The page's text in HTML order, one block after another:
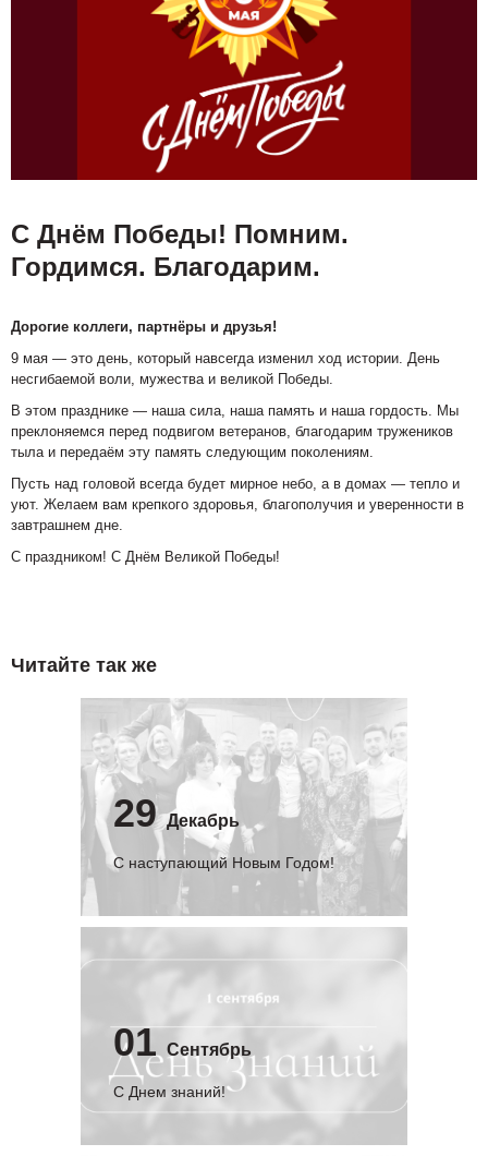
С Днём Победы! Помним.
Гордимся. Благодарим.
Дорогие коллеги, партнёры и друзья!
9 мая — это день, который навсегда изменил ход истории. День
несгибаемой воли, мужества и великой Победы.
В этом празднике — наша сила, наша память и наша гордость. Мы
преклоняемся перед подвигом ветеранов, благодарим тружеников
тыла и передаём эту память следующим поколениям.
Пусть над головой всегда будет мирное небо, а в домах — тепло и
уют. Желаем вам крепкого здоровья, благополучия и уверенности в
завтрашнем дне.
С праздником! С Днём Великой Победы!
Читайте так же
29 Декабрь
С наступающий Новым Годом!
01 Сентябрь
C Днем знаний!